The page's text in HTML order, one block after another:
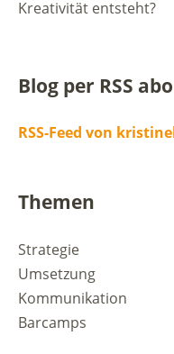
Kreativität entsteht?
Blog per RSS
RSS-Feed von
Themen
Strategie
Umsetzung
Kommunikation
Barcamps